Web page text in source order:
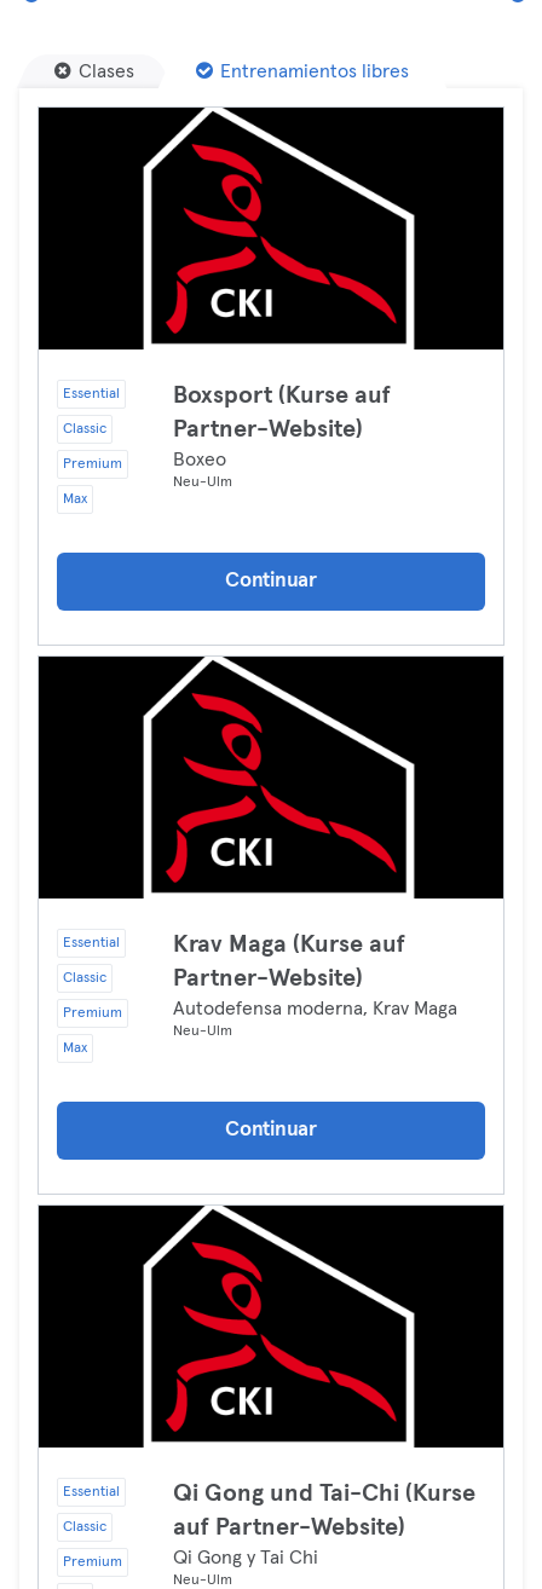
Clases Entrenamientos libres
Essential
Classic
Premium
Max
Boxsport (Kurse auf
Partner-Website)
Boxeo
Neu-Ulm
Continuar
Essential
Classic
Premium
Max
Krav Maga (Kurse auf
Partner-Website)
Autodefensa moderna, Krav Maga
Neu-Ulm
Continuar
Essential
Classic
Premium
Qi Gong und Tai-Chi (Kurse
auf Partner-Website)
Qi Gong y Tai Chi
Neu-Ulm